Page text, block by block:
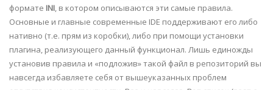
формате INI, в котором описываются эти самые правила.
Основные и главные современные IDE поддерживают его либо
нативно (т.е. прям из коробки), либо при помощи установки
плагина, реализующего данный функционал. Лишь единожды
установив правила и «подложив» такой файл в репозиторий вы
навсегда избавляете себя от вышеуказанных проблем